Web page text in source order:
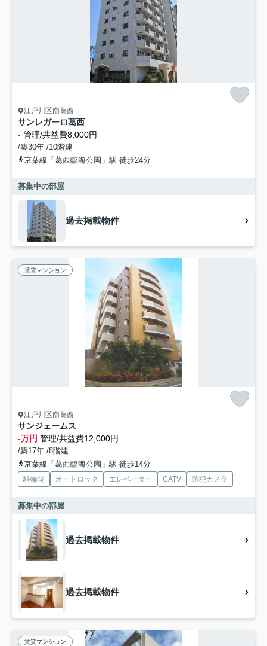
江戸川区南葛西
サンレガーロ葛西
- 管理/共益費8,000円
/築30年 /10階建
京葉線「葛西臨海公園」駅 徒歩24分
募集中の部屋
過去掲載物件
賃貸マンション
江戸川区南葛西
サンジェームス
-万円 管理/共益費12,000円
/築17年 /8階建
京葉線「葛西臨海公園」駅 徒歩14分
駐輪場 オートロック エレベーター CATV 防犯カメラ
募集中の部屋
過去掲載物件
過去掲載物件
賃貸マンション